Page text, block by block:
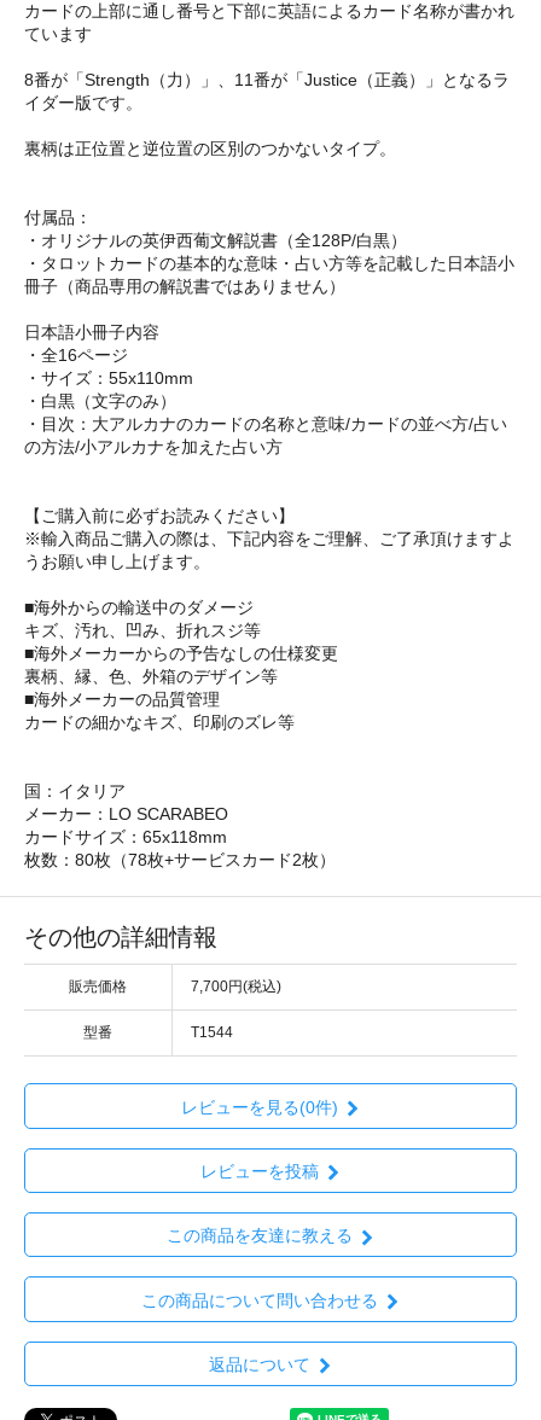
カードの上部に通し番号と下部に英語によるカード名称が書かれ
ています
8番が「Strength（力）」、11番が「Justice（正義）」となるラ
イダー版です。
裏柄は正位置と逆位置の区別のつかないタイプ。
付属品：
・オリジナルの英伊西葡文解説書（全128P/白黒）
・タロットカードの基本的な意味・占い方等を記載した日本語小
冊子（商品専用の解説書ではありません）
日本語小冊子内容
・全16ページ
・サイズ：55x110mm
・白黒（文字のみ）
・目次：大アルカナのカードの名称と意味/カードの並べ方/占い
の方法/小アルカナを加えた占い方
【ご購入前に必ずお読みください】
※輸入商品ご購入の際は、下記内容をご理解、ご了承頂けますよ
うお願い申し上げます。
■海外からの輸送中のダメージ
キズ、汚れ、凹み、折れスジ等
■海外メーカーからの予告なしの仕様変更
裏柄、縁、色、外箱のデザイン等
■海外メーカーの品質管理
カードの細かなキズ、印刷のズレ等
国：イタリア
メーカー：LO SCARABEO
カードサイズ：65x118mm
枚数：80枚（78枚+サービスカード2枚）
その他の詳細情報
販売価格 7,700円(税込)
型番 T1544
レビューを見る(0件)
レビューを投稿
この商品を友達に教える
この商品について問い合わせる
返品について